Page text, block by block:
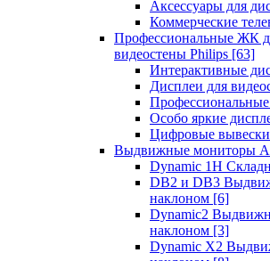
Аксессуары для
Коммерческие
Профессиональные ЖК
видеостены Philips [63]
Интерактивные
Дисплеи для
Особо яркие
Цифровые вывески
Выдвижные мониторы
Dynamic 1Н
DB2 и DB3
наклоном [6]
Dynamic2
наклоном [3]
Dynamic X2